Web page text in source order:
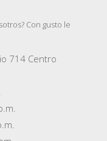
Con gusto le
714 Centro